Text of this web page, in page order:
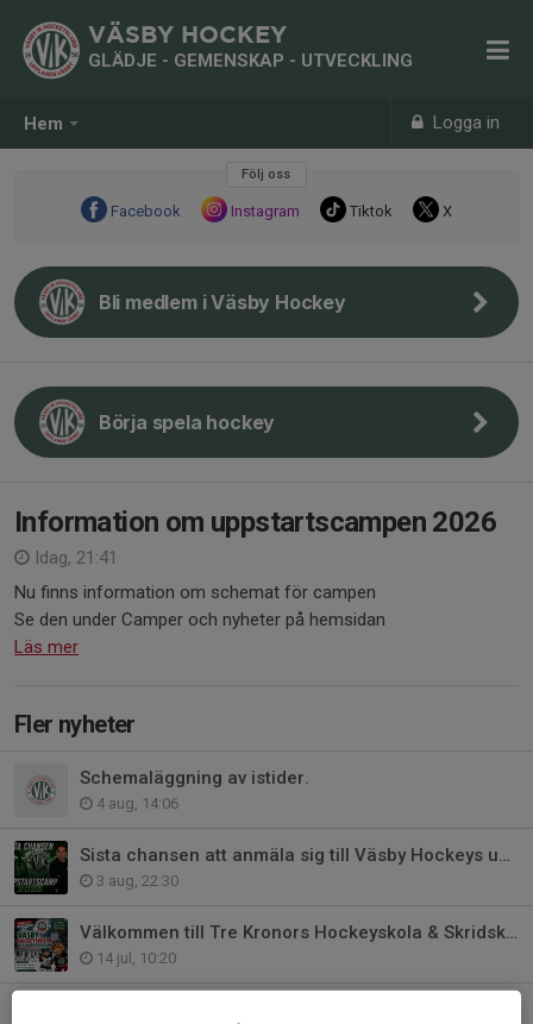
Hem Logga in
VÄSBY HOCKEY
GLÄDJE - GEMENSKAP - UTVECKLING
Följ oss
Facebook Instagram Tiktok X
Bli medlem i Väsby Hockey
Börja spela hockey
Information om uppstartscampen 2026
Idag, 21:41
Nu finns information om schemat för campen
Se den under Camper och nyheter på hemsidan
Läs mer
Fler nyheter
Schemaläggning av istider.
4 aug, 14:06
Sista chansen att anmäla sig till Väsby Hockeys uppstartscamp
3 aug, 22:30
Välkommen till Tre Kronors Hockeyskola & Skridskoskola i Väsby Hockey
14 jul, 10:20